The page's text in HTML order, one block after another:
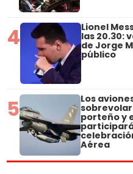
4 Lionel
las 20.30:
de Jorge
público
5 Los
porteño y
Aérea